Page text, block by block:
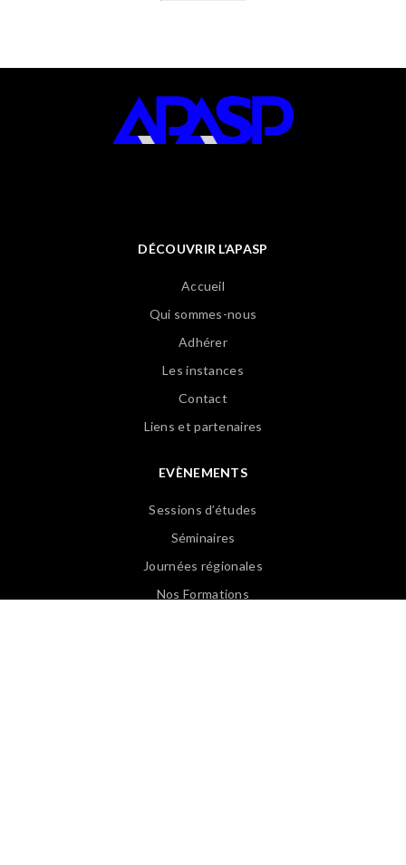
DÉCOUVRIR L’APASP
Accueil
Qui sommes-nous
Adhérer
Les instances
Contact
Liens et partenaires
EVÈNEMENTS
Sessions d’études
Séminaires
Journées régionales
Nos Formations